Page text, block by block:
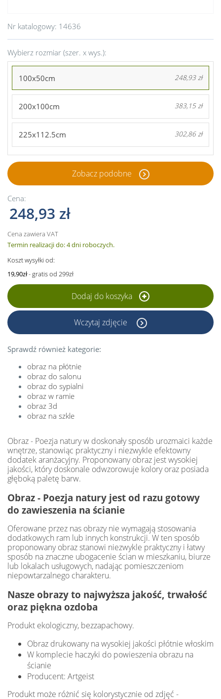
Nr katalogowy: 14636
Wybierz rozmiar (szer. x wys.):
100x50cm 248,93 zł
200x100cm 383,15 zł
225x112.5cm 302,86 zł
Zobacz podobne
Cena:
248,93 zł
Cena zawiera VAT
Termin realizacji do: 4 dni roboczych.
Koszt wysyłki od:
19,90zł- gratis od 299zł
Dodaj do koszyka
Wczytaj zdjęcie
Sprawdź również kategorie:
obraz na płótnie
obraz do salonu
obraz do sypialni
obraz w ramie
obraz 3d
obraz na szkle
Obraz - Poezja natury w doskonały sposób urozmaici każde
wnętrze, stanowiąc praktyczny i niezwykle efektowny
dodatek aranżacyjny. Proponowany obraz jest wysokiej
jakości, który doskonale odwzorowuje kolory oraz posiada
głęboką paletę barw.
Obraz - Poezja natury jest od razu gotowy
do zawieszenia na ścianie
Oferowane przez nas obrazy nie wymagają stosowania
dodatkowych ram lub innych konstrukcji. W ten sposób
proponowany obraz stanowi niezwykle praktyczny i łatwy
sposób na znaczne ubogacenie ścian w mieszkaniu, biurze
lub lokalach usługowych, nadając pomieszczeniom
niepowtarzalnego charakteru.
Nasze obrazy to najwyższa jakość, trwałość
oraz piękna ozdoba
Produkt ekologiczny, bezzapachowy.
Obraz drukowany na wysokiej jakości płótnie włoskim
W komplecie haczyki do powieszenia obrazu na
ścianie
Producent: Artgeist
Produkt może różnić się kolorystycznie od zdjęć -